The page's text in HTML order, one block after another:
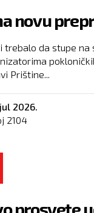
novu
trebalo da stupe na
Prištine...
2026.
2104
prosvete